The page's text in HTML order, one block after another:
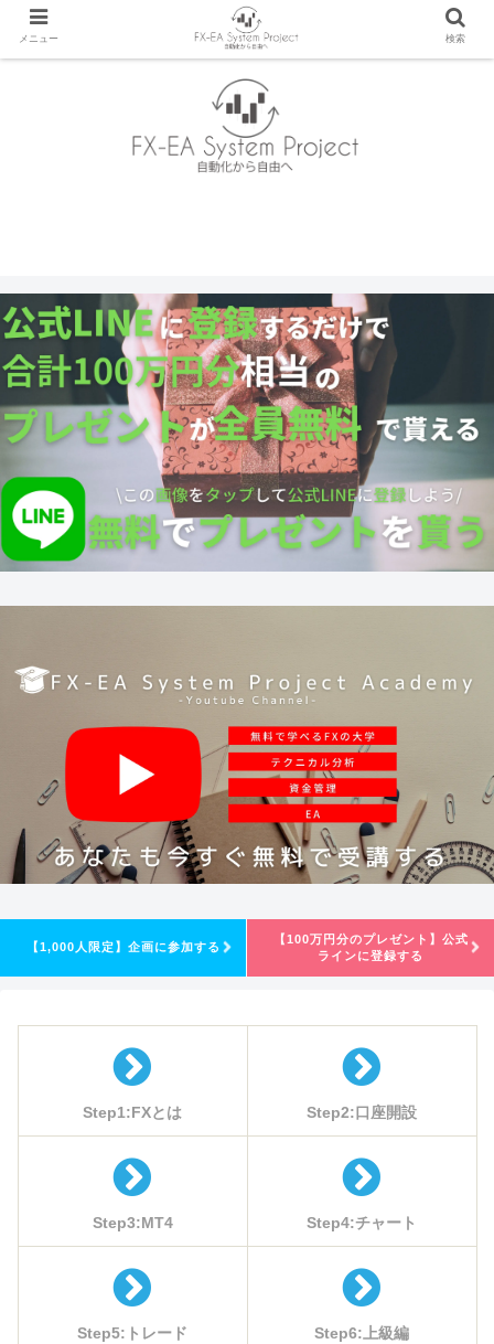
【1,000人限定】企画に参加する
【100万円分のプレゼント】公式
ラインに登録する
Step1:FXとは Step2:口座開設
Step3:MT4 Step4:チャート
Step5:トレード Step6:上級編
メニュー 検索